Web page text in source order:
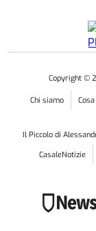
Copyright ©
Chi siamo
Il Piccolo di
CasaleNotizie